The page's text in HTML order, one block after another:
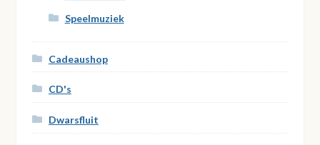
Speelmuziek
Cadeaushop
CD's
Dwarsfluit